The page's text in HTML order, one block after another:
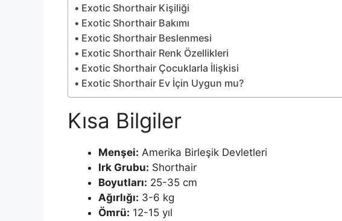
Exotic Shorthair Kişiliği
Exotic Shorthair Bakımı
Exotic Shorthair Beslenmesi
Exotic Shorthair Renk Özellikleri
Exotic Shorthair Çocuklarla İlişkisi
Exotic Shorthair Ev İçin Uygun mu?
Kısa Bilgiler
Menşei: Amerika Birleşik Devletleri
Irk Grubu: Shorthair
Boyutları: 25-35 cm
Ağırlığı: 3-6 kg
Ömrü: 12-15 yıl